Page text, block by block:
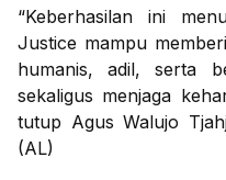
“Keberhasilan ini
Justice mampu
humanis, adil, serta
sekaligus menjaga
tutup Agus Walujo
(AL)